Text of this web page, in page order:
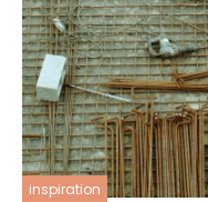
inspiration